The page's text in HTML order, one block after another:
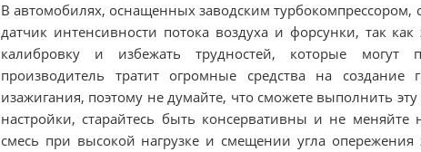
В автомобилях, оснащенных заводским
датчик интенсивности потока воздуха и форсунки, так
калибровку и избежать трудностей, которые могут
производитель тратит огромные средства на создание
изажигания, поэтому не думайте, что сможете выполнить
настройки, старайтесь быть консервативны и не меняйте
смесь при высокой нагрузке и смещении угла опережения